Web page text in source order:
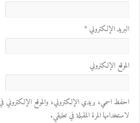
البريد الإلكتروني*
الموقع الإلكتروني
احفظ اسمي، بريدي الإلكتروني، والموقع الإلكتروني
لاستخدامها المرة المقبلة في تعليقي.